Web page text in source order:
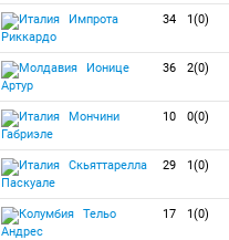
Импрота
Риккардо
34 1(0)
Ионице
Артур
36 2(0)
Мончини
Габриэле
10 0(0)
Скьяттарелла
Паскуале
29 1(0)
Тельо
Андрес
17 1(0)